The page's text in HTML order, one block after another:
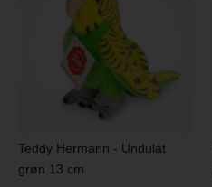
Teddy Hermann - Undulat
grøn 13 cm